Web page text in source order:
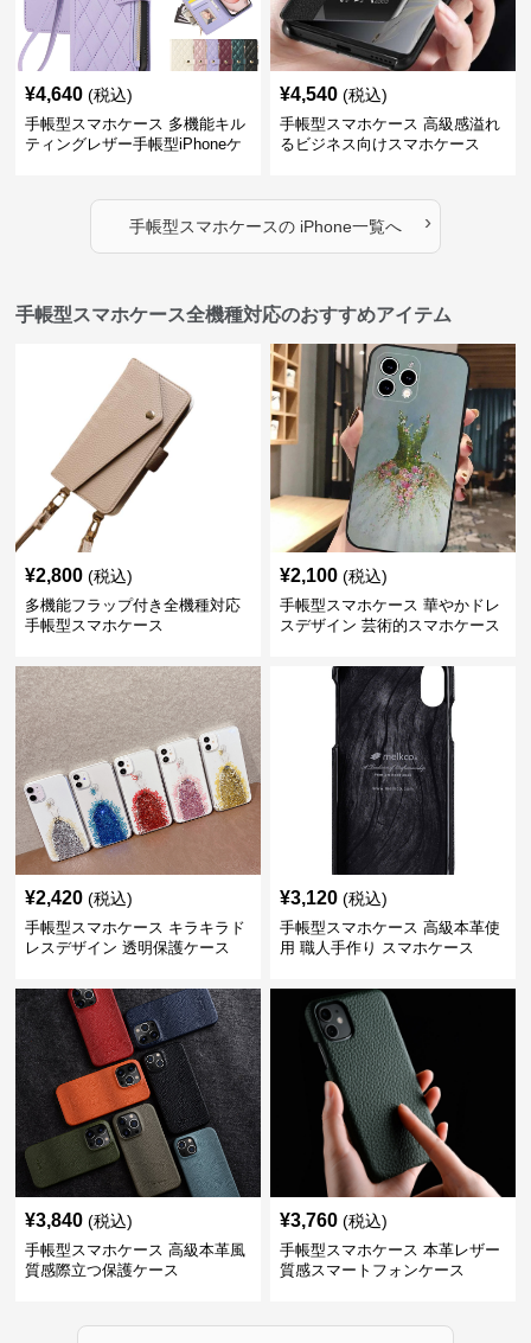
¥4,640 (税込)
手帳型スマホケース 多機能キル
ティングレザー手帳型iPhoneケ
¥4,540 (税込)
手帳型スマホケース 高級感溢れ
るビジネス向けスマホケース
手帳型スマホケースのiPhone一覧へ ›
手帳型スマホケース全機種対応のおすすめアイテム
¥2,800 (税込)
多機能フラップ付き全機種対応
手帳型スマホケース
¥2,100 (税込)
手帳型スマホケース 華やかドレ
スデザイン 芸術的スマホケース
¥2,420 (税込)
手帳型スマホケース キラキラド
レスデザイン 透明保護ケース
¥3,120 (税込)
手帳型スマホケース 高級本革使
用 職人手作り スマホケース
¥3,840 (税込)
手帳型スマホケース 高級本革風
質感際立つ保護ケース
¥3,760 (税込)
手帳型スマホケース 本革レザー
質感スマートフォンケース